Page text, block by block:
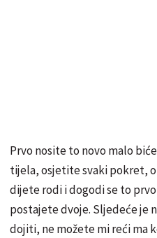
Prvo nosite to novo malo
tijela, osjetite svaki pokret,
dijete rodi i dogodi se to
postajete dvoje. Sljedeće je
dojiti, ne možete mi reći ma